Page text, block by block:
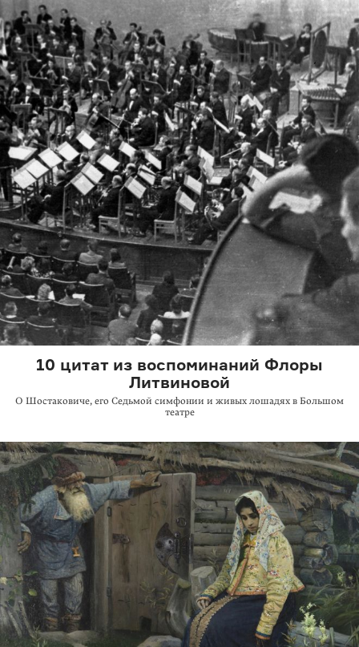
10 цитат из воспоминаний Флоры
Литвиновой
О Шостаковиче, его Седьмой симфонии и живых лошадях в Большом
театре